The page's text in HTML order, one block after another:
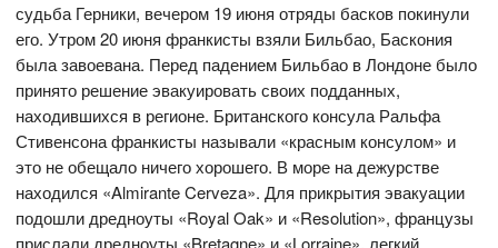
судьба Герники, вечером 19 июня отряды басков покинули
его. Утром 20 июня франкисты взяли Бильбао, Баскония
была завоевана. Перед падением Бильбао в Лондоне было
принято решение эвакуировать своих подданных,
находившихся в регионе. Британского консула Ральфа
Стивенсона франкисты называли «красным консулом» и
это не обещало ничего хорошего. В море на дежурстве
находился «Almirante Cerveza». Для прикрытия эвакуации
подошли дредноуты «Royal Oak» и «Resolution», французы
прислали дредноуты «Bretagne» и «Lorraine», легкий